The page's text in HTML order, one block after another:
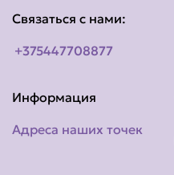
Связаться с нами:
+375447708877
Информация
Адреса наших точек